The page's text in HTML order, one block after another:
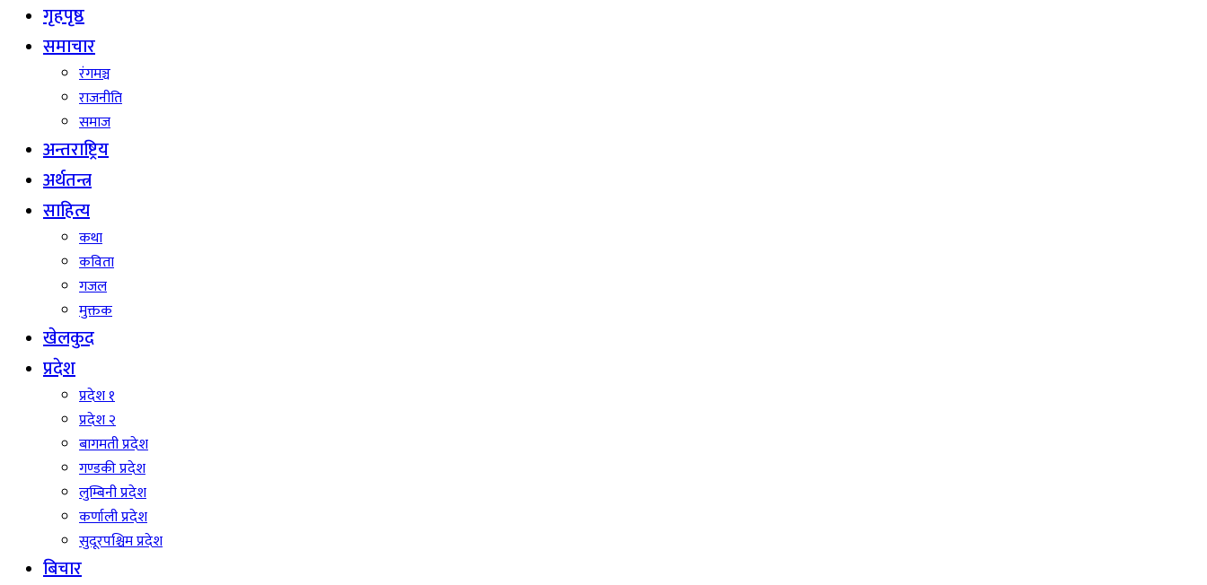
गृहपृष्ठ
समाचार
रंगमञ्च
राजनीति
समाज
अन्तराष्ट्रिय
अर्थतन्त्र
साहित्य
कथा
कविता
गजल
मुक्तक
खेलकुद
प्रदेश
प्रदेश १
प्रदेश २
बागमती प्रदेश
गण्डकी प्रदेश
लुम्बिनी प्रदेश
कर्णाली प्रदेश
सुदूरपश्चिम प्रदेश
बिचार